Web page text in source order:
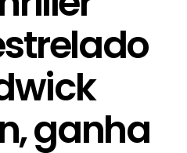
ganha